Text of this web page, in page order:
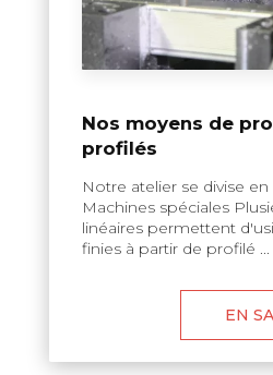
Nos moyens de
profilés
Notre atelier se divise
Machines spéciales
linéaires permettent
finies à partir de profilé ...
EN